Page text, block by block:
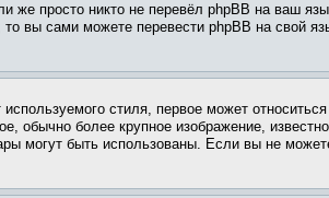
просто никто не перевёл phpBB на ваш
то вы сами можете перевести phpBB на
стиля, первое может
обычно более крупное изображение,
могут быть использованы. Если вы не